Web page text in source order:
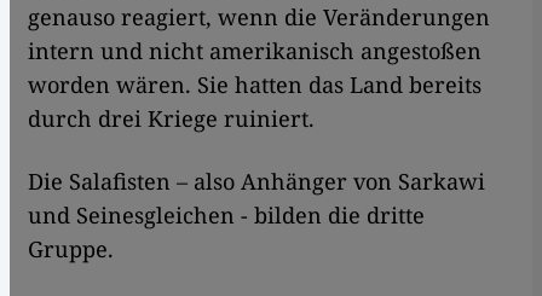
genauso reagiert, wenn die Veränderungen
intern und nicht amerikanisch angestoßen
worden wären. Sie hatten das Land bereits
durch drei Kriege ruiniert.
Die Salafisten – also Anhänger von Sarkawi
und Seinesgleichen - bilden die dritte
Gruppe.